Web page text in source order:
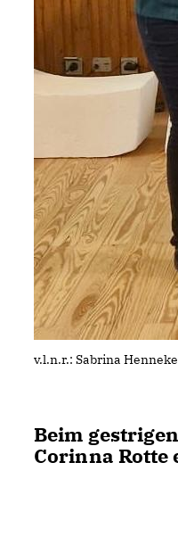
v.l.n.r.: Sabrina
Beim
Corinna Rotte